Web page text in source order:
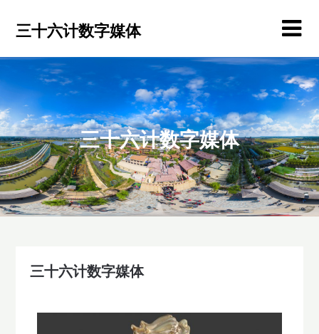
三十六计数字媒体
三十六计数字媒体
三十六计数字媒体